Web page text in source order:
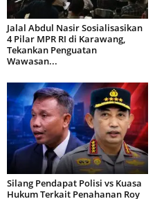
Jalal Abdul Nasir Sosialisasikan
4 Pilar MPR RI di Karawang,
Tekankan Penguatan
Wawasan...
Silang Pendapat Polisi vs Kuasa
Hukum Terkait Penahanan Roy